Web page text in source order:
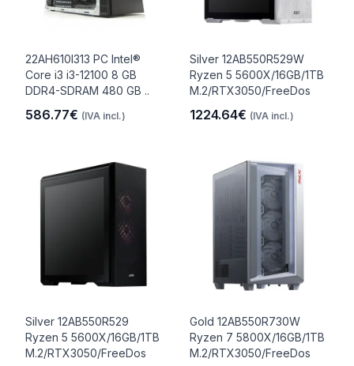
22AH610I313 PC Intel®
Core i3 i3-12100 8 GB
DDR4-SDRAM 480 GB ..
586.77€ (IVA incl.)
Silver 12AB550R529W
Ryzen 5 5600X/16GB/1TB
M.2/RTX3050/FreeDos
1224.64€ (IVA incl.)
Silver 12AB550R529
Ryzen 5 5600X/16GB/1TB
M.2/RTX3050/FreeDos
Gold 12AB550R730W
Ryzen 7 5800X/16GB/1TB
M.2/RTX3050/FreeDos